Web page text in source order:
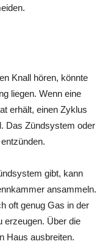
Knall hören, könnte
liegen. Wenn eine
erhält, einen Zyklus
Das Zündsystem oder
gibt, kann
ansammeln.
oft genug Gas in der
erzeugen. Über die
Haus ausbreiten.